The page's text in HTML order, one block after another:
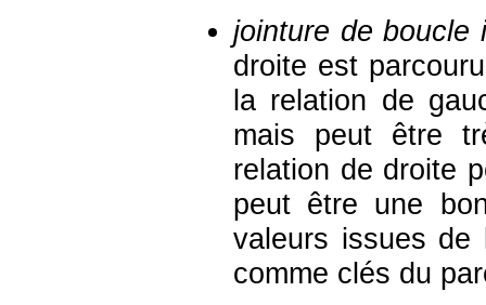
jointure de boucle
droite est
la relation de
mais peut être
relation de droite
peut être une
valeurs issues de
comme clés du